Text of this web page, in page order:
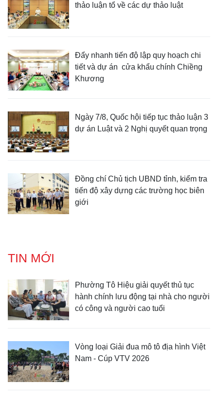
thảo luận tổ về các dự thảo luật
Đẩy nhanh tiến độ lập quy hoạch chi
tiết và dự án cửa khẩu chính Chiềng
Khương
Ngày 7/8, Quốc hội tiếp tục thảo luận 3
dự án Luật và 2 Nghị quyết quan trọng
Đồng chí Chủ tịch UBND tỉnh, kiểm tra
tiến độ xây dựng các trường học biên
giới
TIN MỚI
Phường Tô Hiệu giải quyết thủ tục
hành chính lưu động tại nhà cho người
có công và người cao tuổi
Vòng loại Giải đua mô tô địa hình Việt
Nam - Cúp VTV 2026